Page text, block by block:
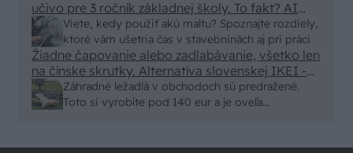
Viete, kedy použiť akú maltu? Spoznajte rozdiely,
ktoré vám ušetria čas v stavebninách aj pri práci
učivo pre 3 ročník základnej školy. To fakt? AI
alebo nejaka kniha z VŠ? Dnešné rychlotvrdnuce
malty - pevnosť 40 Mpa a doba schnutia tak 15
minut , k tomu vodotesné s kryštálikou. A rozdiel
- schnutie a zretie. Nič?
Záhradné ležadlá v obchodoch sú predražené.
Toto si vyrobíte pod 140 eur a je oveľa
Žiadne čapovanie alebo zadlabávanie, všetko len
na čínske skrutky. Alternatíva slovenskej IKEI -
čo sa týka pevnosti. Autor si nedal veľa námahy s
remeselným spracovaním, škoda. No lepšie než